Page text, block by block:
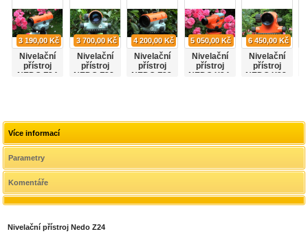
3 190,00 Kč
Nivelační
přístroj
NEDO F24
3 700,00 Kč
Nivelační
přístroj
NEDO F28.
4 200,00 Kč
Nivelační
přístroj
NEDO F32.
5 050,00 Kč
Nivelační
přístroj
NEDO X24.
6 450,00 Kč
Nivelační
přístroj
NEDO X32.
Více informací
Parametry
Komentáře
Nivelační přístroj Nedo Z24